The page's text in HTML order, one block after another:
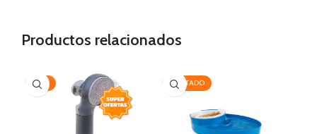
Productos relacionados
-35% AGOTADO